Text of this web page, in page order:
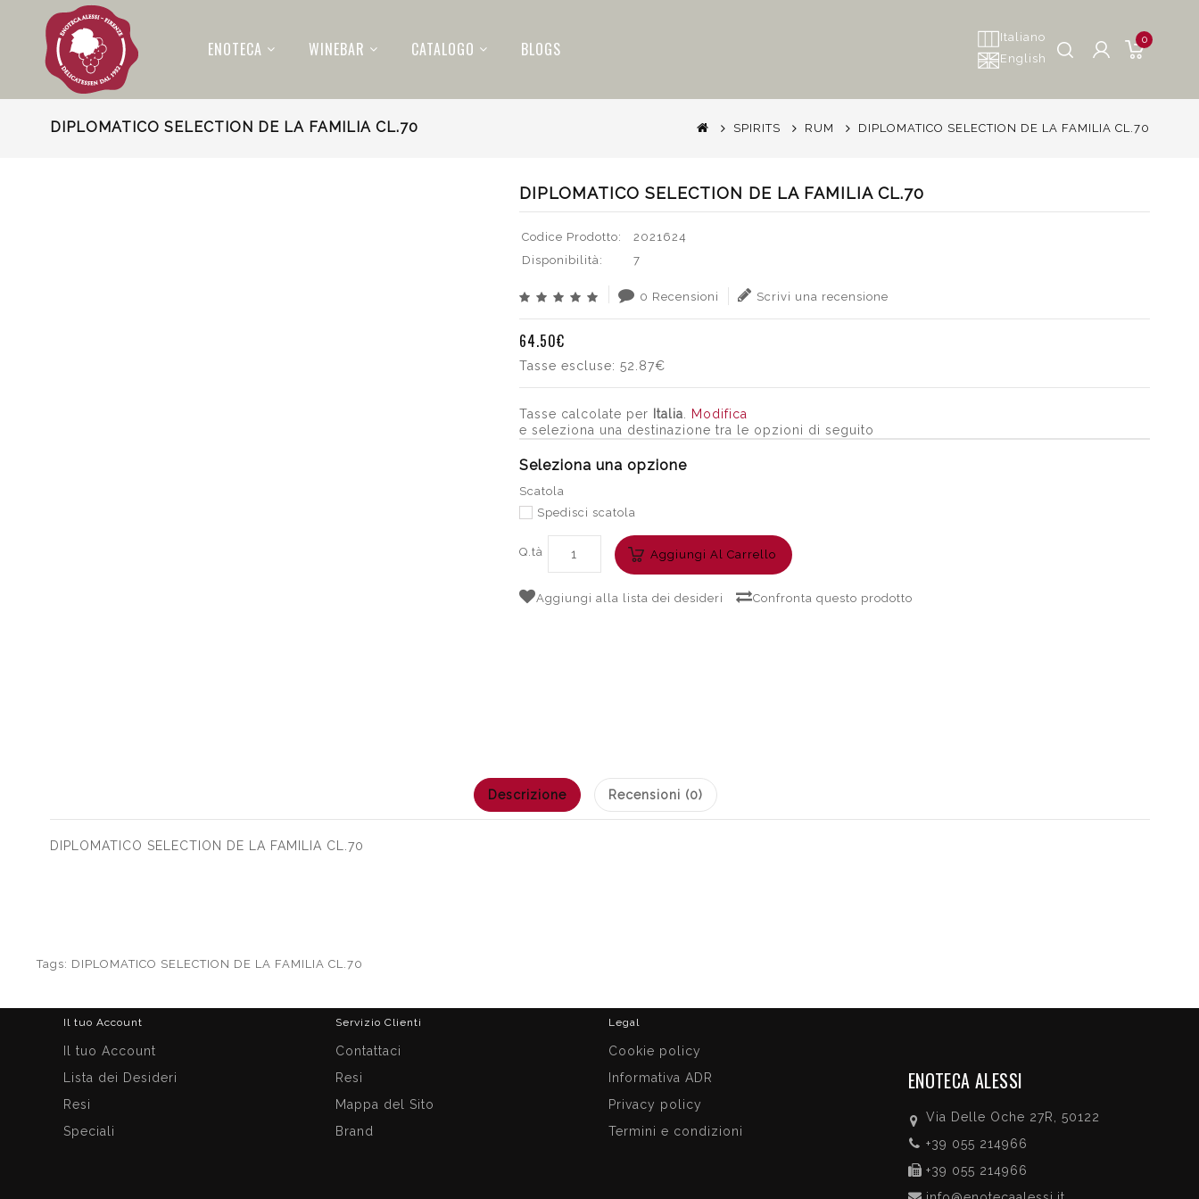
ENOTECA WINEBAR CATALOGO BLOGS
Italiano
English
0
DIPLOMATICO SELECTION DE LA FAMILIA CL.70 SPIRITS RUM DIPLOMATICO SELECTION DE LA FAMILIA CL.70
DIPLOMATICO SELECTION DE LA FAMILIA CL.70
Codice Prodotto:
2021624
Disponibilità:
7
0 Recensioni Scrivi una recensione
64.50€
Tasse escluse: 52.87€
Tasse calcolate per Italia
Modifica
e seleziona una destinazione tra le opzioni di seguito
Seleziona una opzione
Scatola
Spedisci scatola
Q.tà Aggiungi Al Carrello
Aggiungi alla lista dei desideri Confronta questo prodotto
Descrizione Recensioni (0)
DIPLOMATICO SELECTION DE LA FAMILIA CL.70
Tags: DIPLOMATICO SELECTION DE LA FAMILIA CL.70
Legal
Cookie policy
Informativa ADR
Privacy policy
Termini e condizioni
Servizio Clienti
Contattaci
Resi
Mappa del Sito
Brand
Il tuo Account
Il tuo Account
Lista dei Desideri
Resi
Speciali
ENOTECA ALESSI
Via Delle Oche 27R, 50122
+39 055 214966
+39 055 214966